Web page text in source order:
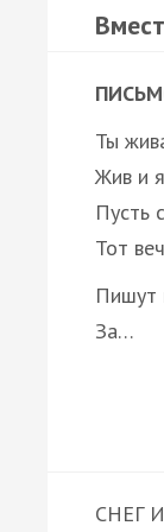
Ты
Жив и
Пусть
Тот
Пишут
За…
СНЕГ